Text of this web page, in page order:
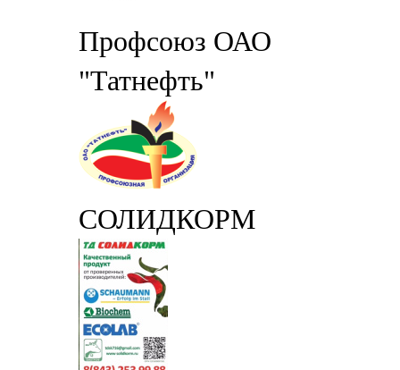
Профсоюз ОАО
"Татнефть"
СОЛИДКОРМ